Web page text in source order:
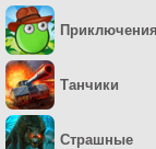
Приключения
Танчики
Страшные